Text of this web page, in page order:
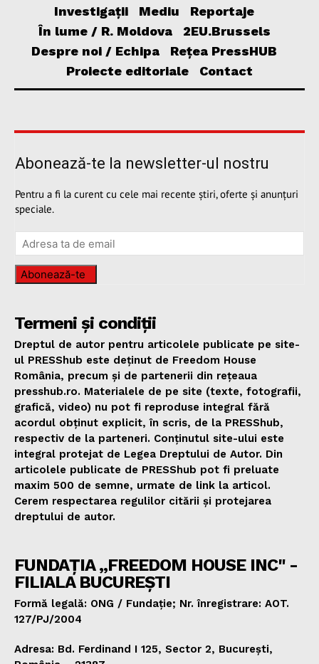
Investigații
Mediu
Reportaje
În lume / R. Moldova
2EU.Brussels
Despre noi / Echipa
Rețea PressHUB
Proiecte editoriale
Contact
Abonează-te la newsletter-ul nostru
Pentru a fi la curent cu cele mai recente știri, oferte și anunțuri
speciale.
Abonează-te
Termeni și condiții
Dreptul de autor pentru articolele publicate pe site-
ul PRESShub este deținut de Freedom House
România, precum și de partenerii din rețeaua
presshub.ro. Materialele de pe site (texte, fotografii,
grafică, video) nu pot fi reproduse integral fără
acordul obținut explicit, în scris, de la PRESShub,
respectiv de la parteneri. Conținutul site-ului este
integral protejat de Legea Dreptului de Autor. Din
articolele publicate de PRESShub pot fi preluate
maxim 500 de semne, urmate de link la articol.
Cerem respectarea regulilor citării și protejarea
dreptului de autor.
FUNDAȚIA „FREEDOM HOUSE INC" -
FILIALA BUCUREȘTI
Formă legală: ONG / Fundație; Nr. înregistrare: AOT.
127/PJ/2004
Adresa: Bd. Ferdinand I 125, Sector 2, București,